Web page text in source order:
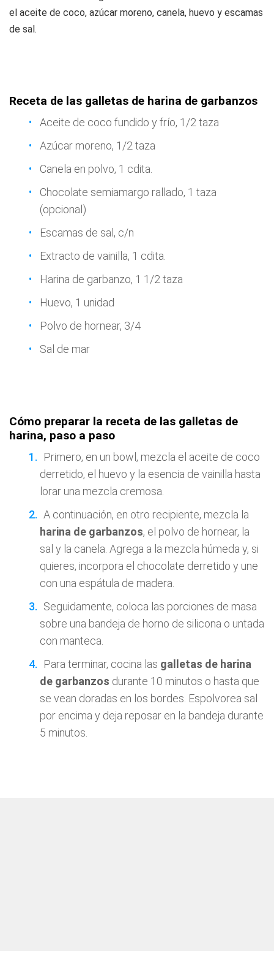
el aceite de coco, azúcar moreno, canela, huevo y escamas
de sal.
Receta de las galletas de harina de garbanzos
Aceite de coco fundido y frío, 1/2 taza
Azúcar moreno, 1/2 taza
Canela en polvo, 1 cdita.
Chocolate semiamargo rallado, 1 taza
(opcional)
Escamas de sal, c/n
Extracto de vainilla, 1 cdita.
Harina de garbanzo, 1 1/2 taza
Huevo, 1 unidad
Polvo de hornear, 3/4
Sal de mar
Cómo preparar la receta de las galletas de
harina, paso a paso
Primero, en un bowl, mezcla el aceite de coco
derretido, el huevo y la esencia de vainilla hasta
lorar una mezcla cremosa.
A continuación, en otro recipiente, mezcla la
harina de garbanzos, el polvo de hornear, la
sal y la canela. Agrega a la mezcla húmeda y, si
quieres, incorpora el chocolate derretido y une
con una espátula de madera.
Seguidamente, coloca las porciones de masa
sobre una bandeja de horno de silicona o untada
con manteca.
Para terminar, cocina las galletas de harina
de garbanzos durante 10 minutos o hasta que
se vean doradas en los bordes. Espolvorea sal
por encima y deja reposar en la bandeja durante
5 minutos.